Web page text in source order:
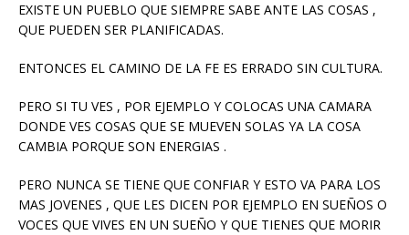
EXISTE UN PUEBLO QUE SIEMPRE SABE ANTE LAS COSAS ,
QUE PUEDEN SER PLANIFICADAS.
ENTONCES EL CAMINO DE LA FE ES ERRADO SIN CULTURA.
PERO SI TU VES , POR EJEMPLO Y COLOCAS UNA CAMARA
DONDE VES COSAS QUE SE MUEVEN SOLAS YA LA COSA
CAMBIA PORQUE SON ENERGIAS .
PERO NUNCA SE TIENE QUE CONFIAR Y ESTO VA PARA LOS
MAS JOVENES , QUE LES DICEN POR EJEMPLO EN SUEÑOS O
VOCES QUE VIVES EN UN SUEÑO Y QUE TIENES QUE MORIR